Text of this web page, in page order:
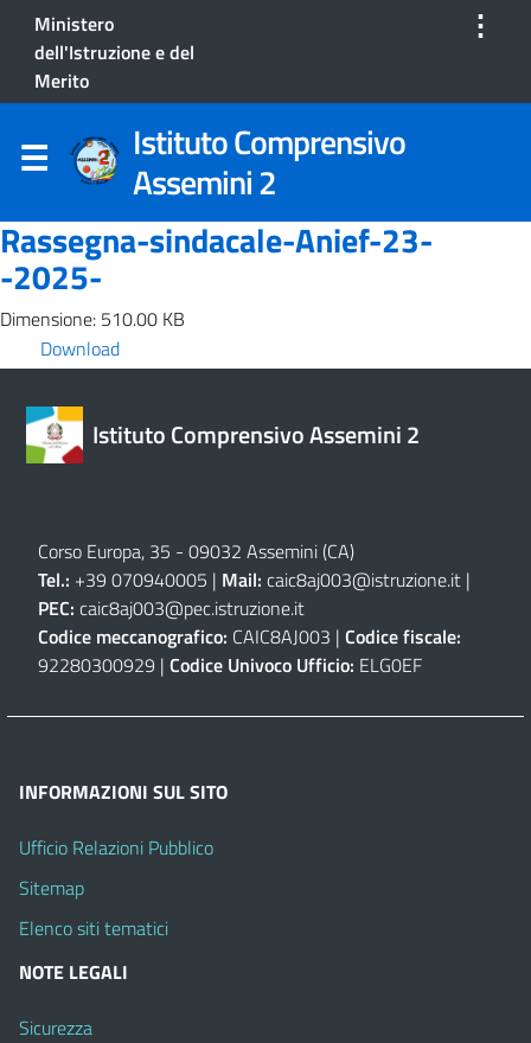
Ministero
dell'Istruzione e del
Merito
⋮
Istituto Comprensivo
Assemini 2
Rassegna-sindacale-Anief-23-
-2025-
Dimensione: 510.00 KB
Download
Istituto Comprensivo Assemini 2
Corso Europa, 35 - 09032 Assemini (CA)
Tel.: +39 070940005 | Mail: caic8aj003@istruzione.it |
PEC: caic8aj003@pec.istruzione.it
Codice meccanografico: CAIC8AJ003 | Codice fiscale:
92280300929 | Codice Univoco Ufficio: ELG0EF
INFORMAZIONI SUL SITO
Ufficio Relazioni Pubblico
Sitemap
Elenco siti tematici
NOTE LEGALI
Sicurezza